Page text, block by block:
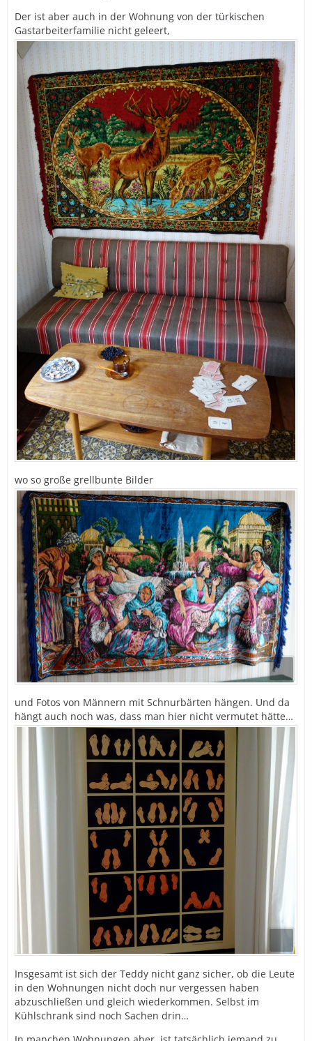
Der ist aber auch in der Wohnung von der türkischen
Gastarbeiterfamilie nicht geleert,
wo so große grellbunte Bilder
und Fotos von Männern mit Schnurbärten hängen. Und da
hängt auch noch was, dass man hier nicht vermutet hätte…
Insgesamt ist sich der Teddy nicht ganz sicher, ob die Leute
in den Wohnungen nicht doch nur vergessen haben
abzuschließen und gleich wiederkommen. Selbst im
Kühlschrank sind noch Sachen drin…